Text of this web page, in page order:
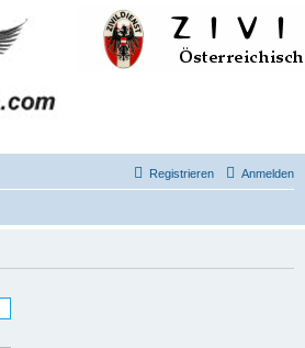
Anmelden
Registrieren